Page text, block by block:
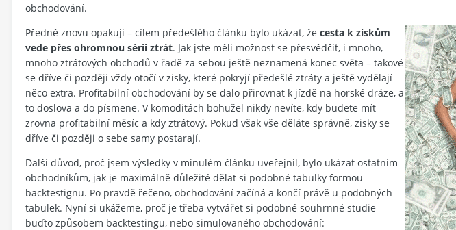
obchodování.
Předně znovu opakuji – cílem předešlého článku bylo ukázat, že cesta k ziskům
vede přes ohromnou sérii ztrát. Jak jste měli možnost se přesvědčit, i mnoho,
mnoho ztrátových obchodů v řadě za sebou ještě neznamená konec světa – takové
se dříve či později vždy otočí v zisky, které pokryjí předešlé ztráty a ještě vydělají
něco extra. Profitabilní obchodování by se dalo přirovnat k jízdě na horské dráze, a
to doslova a do písmene. V komoditách bohužel nikdy nevíte, kdy budete mít
zrovna profitabilní měsíc a kdy ztrátový. Pokud však vše děláte správně, zisky se
dříve či později o sebe samy postarají.
Další důvod, proč jsem výsledky v minulém článku uveřejnil, bylo ukázat ostatním
obchodníkům, jak je maximálně důležité dělat si podobné tabulky formou
backtestignu. Po pravdě řečeno, obchodování začíná a končí právě u podobných
tabulek. Nyní si ukážeme, proč je třeba vytvářet si podobné souhrnné studie
buďto způsobem backtestingu, nebo simulovaného obchodování: